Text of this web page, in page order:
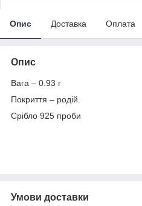
Опис Доставка Оплата
Опис
Вага – 0.93 г
Покриття – родій.
Срібло 925 проби
Умови доставки